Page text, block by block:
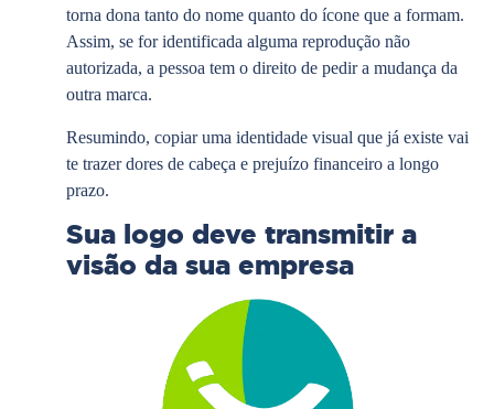
torna dona tanto do nome quanto do ícone que a formam.
Assim, se for identificada alguma reprodução não
autorizada, a pessoa tem o direito de pedir a mudança da
outra marca.
Resumindo, copiar uma identidade visual que já existe vai
te trazer dores de cabeça e prejuízo financeiro a longo
prazo.
Sua logo deve transmitir a
visão da sua empresa